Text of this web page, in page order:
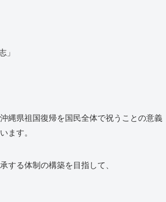
」
縄県祖国復帰を国民全体で祝うことの意義
ます。
する体制の構築を目指して、